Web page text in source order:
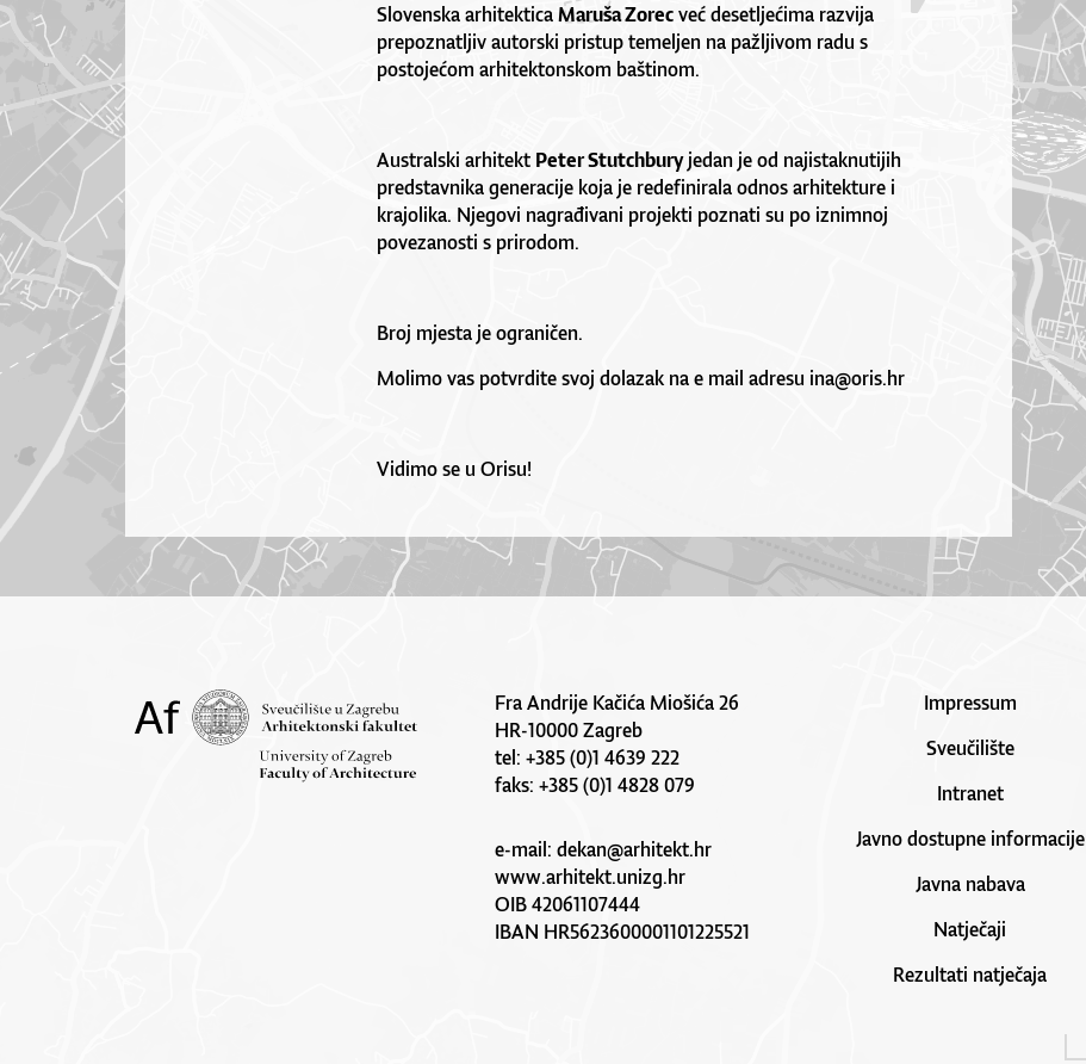
Slovenska arhitekticaMaruša Zorecveć desetljećima razvija
prepoznatljiv autorski pristup temeljen na pažljivom radu s
postojećom arhitektonskom baštinom.
Australski arhitekt Peter Stutchburyjedan je od najistaknutijih
predstavnika generacije koja je redefinirala odnos arhitekture i
krajolika. Njegovi nagrađivani projekti poznati su po iznimnoj
povezanosti s prirodom.
Broj mjesta je ograničen.
Molimo vas potvrdite svoj dolazak na e mail adresu ina@oris.hr
Vidimo se u Orisu!
Fra Andrije Kačića Miošića 26
HR-10000 Zagreb
tel: +385 (0)1 4639 222
faks: +385 (0)1 4828 079
e-mail:dekan@arhitekt.hr
www.arhitekt.unizg.hr
OIB 42061107444
IBAN HR5623600001101225521
Impressum
Sveučilište
Intranet
Javno dostupne informacije
Javna nabava
Natječaji
Rezultati natječaja